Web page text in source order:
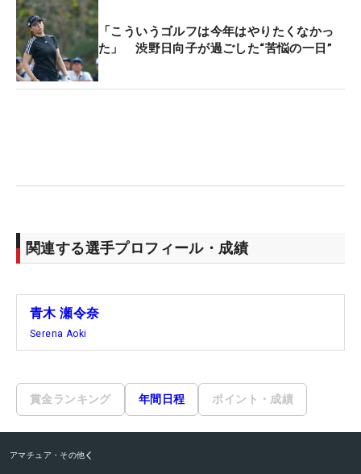
「こういうゴルフは今年はやりたくなかっ
た」 渋野日向子が過ごした“苦悩の一日”
関連する選手プロフィール・成績
青木 瀬令奈
Serena Aoki
賞金ランキング 年間日程 ポイント・成績
アマチュア・その他